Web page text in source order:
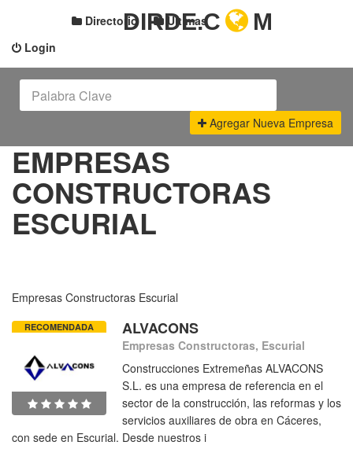
Login
Directorio Últimas
DIRDE.C M
Agregar Nueva Empresa
EMPRESAS
CONSTRUCTORAS
ESCURIAL
Empresas Constructoras Escurial
RECOMENDADA ALVACONS
Empresas Constructoras, Escurial
Construcciones Extremeñas ALVACONS
S.L. es una empresa de referencia en el
sector de la construcción, las reformas y los
servicios auxiliares de obra en Cáceres,
con sede en Escurial. Desde nuestros i